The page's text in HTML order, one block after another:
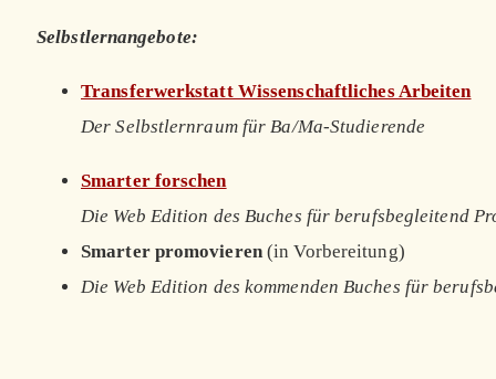
Selbstlernangebote:
Transferwerkstatt Wissenschaftliches Arbeiten
Der Selbstlernraum für Ba/Ma-Studierende
Smarter forschen
Die Web Edition des Buches für berufsbegleitend
Smarter promovieren(in Vorbereitung)
Die Web Edition des kommenden Buches für